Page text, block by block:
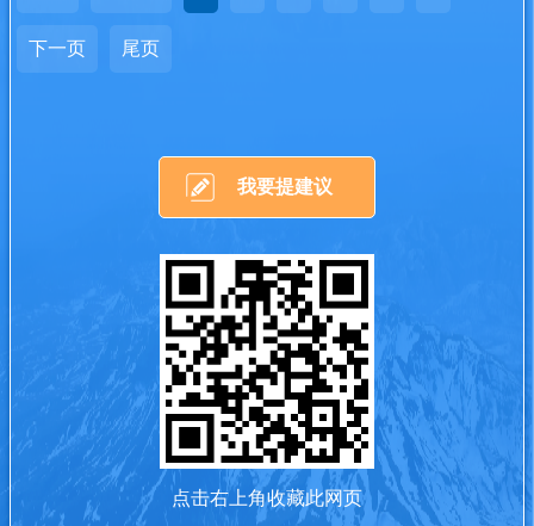
下一页 尾页
我要提建议
点击右上角收藏此网页